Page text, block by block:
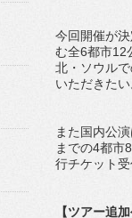
今回開催が
む全6都市12
北・ソウル
いただきたい
また国内公
までの4都市
行チケット
【ツアー追